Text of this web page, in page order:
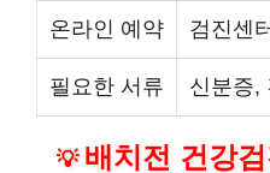
온라인 예약 검진센
필요한 서류 신분증,
💡 배치전 건강